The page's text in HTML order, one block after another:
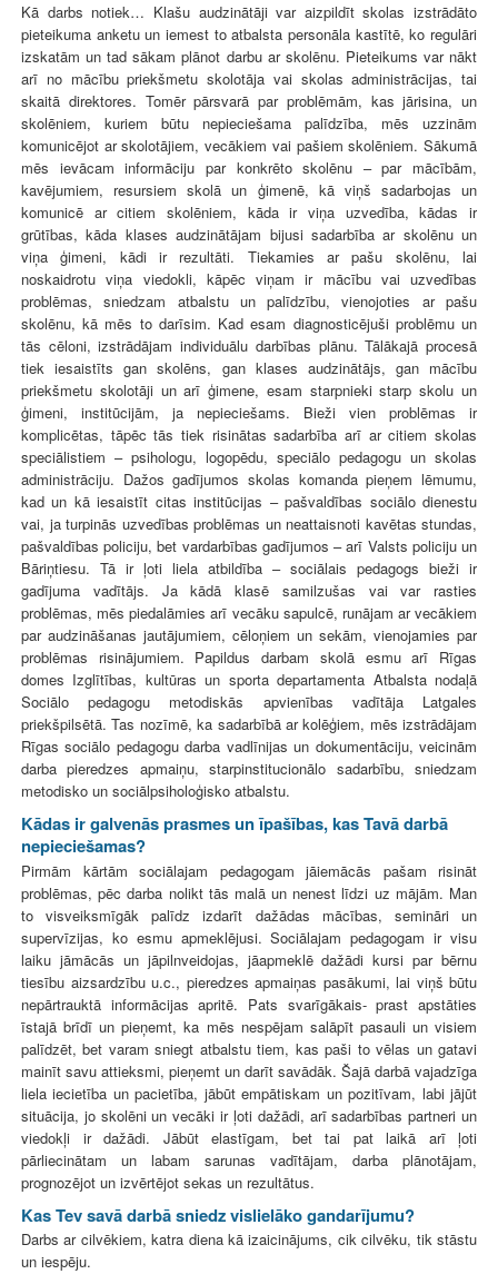
Kā darbs notiek… Klašu audzinātāji var aizpildīt skolas izstrādāto
pieteikuma anketu un iemest to atbalsta personāla kastītē, ko regulāri
izskatām un tad sākam plānot darbu ar skolēnu. Pieteikums var nākt
arī no mācību priekšmetu skolotāja vai skolas administrācijas, tai
skaitā direktores. Tomēr pārsvarā par problēmām, kas jārisina, un
skolēniem, kuriem būtu nepieciešama palīdzība, mēs uzzinām
komunicējot ar skolotājiem, vecākiem vai pašiem skolēniem. Sākumā
mēs ievācam informāciju par konkrēto skolēnu – par mācībām,
kavējumiem, resursiem skolā un ģimenē, kā viņš sadarbojas un
komunicē ar citiem skolēniem, kāda ir viņa uzvedība, kādas ir
grūtības, kāda klases audzinātājam bijusi sadarbība ar skolēnu un
viņa ģimeni, kādi ir rezultāti. Tiekamies ar pašu skolēnu, lai
noskaidrotu viņa viedokli, kāpēc viņam ir mācību vai uzvedības
problēmas, sniedzam atbalstu un palīdzību, vienojoties ar pašu
skolēnu, kā mēs to darīsim. Kad esam diagnosticējuši problēmu un
tās cēloni, izstrādājam individuālu darbības plānu. Tālākajā procesā
tiek iesaistīts gan skolēns, gan klases audzinātājs, gan mācību
priekšmetu skolotāji un arī ģimene, esam starpnieki starp skolu un
ģimeni, institūcijām, ja nepieciešams. Bieži vien problēmas ir
komplicētas, tāpēc tās tiek risinātas sadarbība arī ar citiem skolas
speciālistiem – psihologu, logopēdu, speciālo pedagogu un skolas
administrāciju. Dažos gadījumos skolas komanda pieņem lēmumu,
kad un kā iesaistīt citas institūcijas – pašvaldības sociālo dienestu
vai, ja turpinās uzvedības problēmas un neattaisnoti kavētas stundas,
pašvaldības policiju, bet vardarbības gadījumos – arī Valsts policiju un
Bāriņtiesu. Tā ir ļoti liela atbildība – sociālais pedagogs bieži ir
gadījuma vadītājs. Ja kādā klasē samilzušas vai var rasties
problēmas, mēs piedalāmies arī vecāku sapulcē, runājam ar vecākiem
par audzināšanas jautājumiem, cēloņiem un sekām, vienojamies par
problēmas risinājumiem. Papildus darbam skolā esmu arī Rīgas
domes Izglītības, kultūras un sporta departamenta Atbalsta nodaļā
Sociālo pedagogu metodiskās apvienības vadītāja Latgales
priekšpilsētā. Tas nozīmē, ka sadarbībā ar kolēģiem, mēs izstrādājam
Rīgas sociālo pedagogu darba vadlīnijas un dokumentāciju, veicinām
darba pieredzes apmaiņu, starpinstitucionālo sadarbību, sniedzam
metodisko un sociālpsiholoģisko atbalstu.
Kādas ir galvenās prasmes un īpašības, kas Tavā darbā
nepieciešamas?
Pirmām kārtām sociālajam pedagogam jāiemācās pašam risināt
problēmas, pēc darba nolikt tās malā un nenest līdzi uz mājām. Man
to visveiksmīgāk palīdz izdarīt dažādas mācības, semināri un
supervīzijas, ko esmu apmeklējusi. Sociālajam pedagogam ir visu
laiku jāmācās un jāpilnveidojas, jāapmeklē dažādi kursi par bērnu
tiesību aizsardzību u.c., pieredzes apmaiņas pasākumi, lai viņš būtu
nepārtrauktā informācijas apritē. Pats svarīgākais- prast apstāties
īstajā brīdī un pieņemt, ka mēs nespējam salāpīt pasauli un visiem
palīdzēt, bet varam sniegt atbalstu tiem, kas paši to vēlas un gatavi
mainīt savu attieksmi, pieņemt un darīt savādāk. Šajā darbā vajadzīga
liela iecietība un pacietība, jābūt empātiskam un pozitīvam, labi jājūt
situācija, jo skolēni un vecāki ir ļoti dažādi, arī sadarbības partneri un
viedokļi ir dažādi. Jābūt elastīgam, bet tai pat laikā arī ļoti
pārliecinātam un labam sarunas vadītājam, darba plānotājam,
prognozējot un izvērtējot sekas un rezultātus.
Kas Tev savā darbā sniedz vislielāko gandarījumu?
Darbs ar cilvēkiem, katra diena kā izaicinājums, cik cilvēku, tik stāstu
un iespēju.